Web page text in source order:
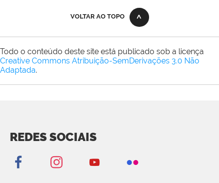
VOLTAR AO TOPO
Todo o conteúdo deste site está publicado sob a licença
Creative Commons Atribuição-SemDerivações 3.0 Não
Adaptada.
REDES SOCIAIS